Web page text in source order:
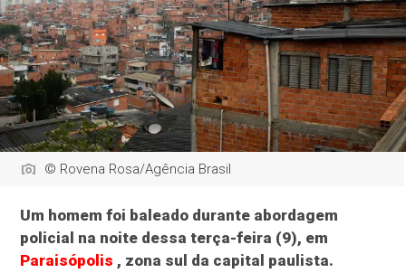
© Rovena Rosa/Agência Brasil
Um homem foi baleado durante abordagem
policial na noite dessa terça-feira (9), em
Paraisópolis , zona sul da capital paulista.